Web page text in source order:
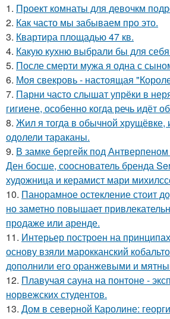
1. Проект комнаты для девочкм
2. Как часто мы забываем про это.
3. Квартира площадью 47 кв.
4. Какую кухню выбрали бы для
5. После смерти мужа я одна с
6. Моя свекровь - настоящая
7. Парни часто слышат упрёки в
гигиене, особенно когда речь идёт
8. Жил я тогда в обычной хрущёвке,
одолели тараканы.
9. В замке бергейк под
Ден босше, сооснователь бренда
художница и керамист мари
10. Панорамное остекление стоит
но заметно повышает
продаже или аренде.
11. Интерьер построен на
основу взяли марокканский
дополнили его оранжевыми и
12. Плавучая сауна на понтоне -
норвежских студентов.
13. Дом в северной Каролине: